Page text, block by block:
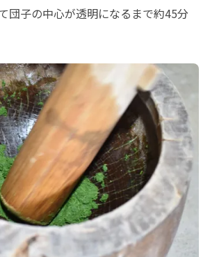
団子の中心が透明になるまで約45分